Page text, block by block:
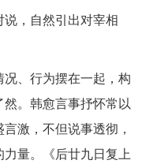
，自然引出对宰相
、行为摆在一起，构
。韩愈言事抒怀常以
激，不但说事透彻，
量。《后廿九日复上